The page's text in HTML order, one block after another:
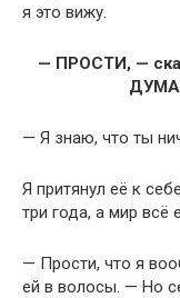
я это вижу.
— ПРОСТИ, —
— Я знаю, что ты
Я притянул её к
три года, а мир всё
— Прости, что я
ей в волосы. — Но